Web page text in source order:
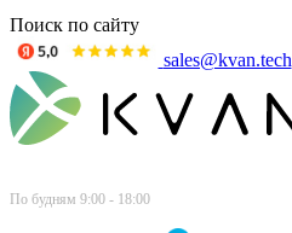
Поиск по сайту
sales@kvan.tech
По будням 9:00 - 18:00